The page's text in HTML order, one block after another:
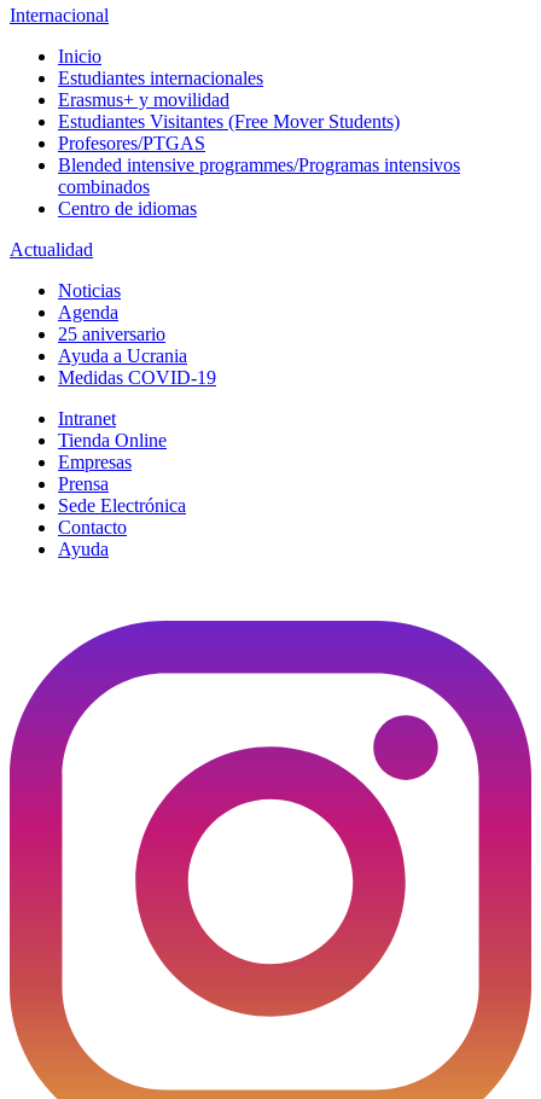
Internacional
Inicio
Estudiantes internacionales
Erasmus+ y movilidad
Estudiantes Visitantes (Free Mover Students)
Profesores/PTGAS
Blended intensive programmes/Programas intensivos
combinados
Centro de idiomas
Actualidad
Noticias
Agenda
25 aniversario
Ayuda a Ucrania
Medidas COVID-19
Intranet
Tienda Online
Empresas
Prensa
Sede Electrónica
Contacto
Ayuda